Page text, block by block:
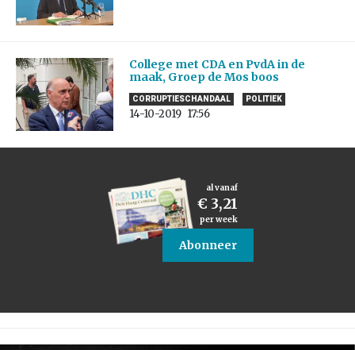
College met CDA en PvdA in de
maak, Groep de Mos boos
CORRUPTIESCHANDAAL POLITIEK
14-10-2019 17:56
al vanaf
€ 3,21
per week
Abonneer